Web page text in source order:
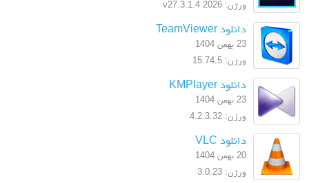
ورژن: 2026 v27.3.1.4
دانلود TeamViewer
23 بهمن 1404
ورژن: 15.74.5
دانلود KMPlayer
23 بهمن 1404
ورژن: 4.2.3.32
دانلود VLC
20 بهمن 1404
ورژن: 3.0.23